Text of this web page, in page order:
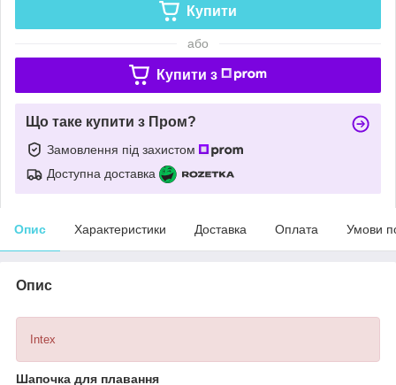
Купити
або
Купити з
Що таке купити з Пром?
Замовлення під захистом
Доступна доставка
Опис Характеристики Доставка Оплата Умови
Опис
Intex
Шапочка для плавання